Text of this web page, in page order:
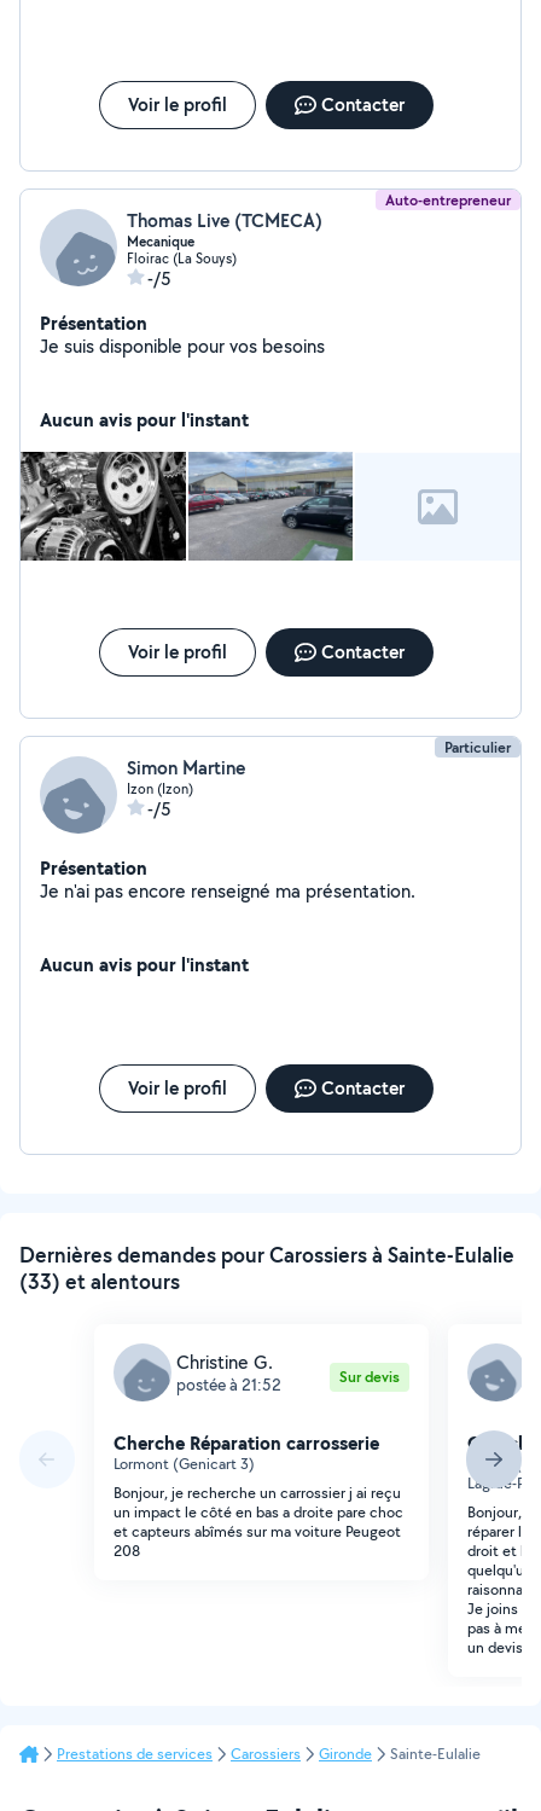
Voir le profil Contacter
Auto-entrepreneur
Thomas Live (TCMECA)
Mecanique
Floirac (La Souys)
-/5
Présentation
Je suis disponible pour vos besoins
Aucun avis pour l'instant
Voir le profil Contacter
Particulier
Simon Martine
Izon (Izon)
-/5
Présentation
Je n'ai pas encore renseigné ma présentation.
Aucun avis pour l'instant
Voir le profil Contacter
Dernières demandes pour Carossiers à Sainte-Eulalie
(33) et alentours
Christine G.
postée à 21:52 Sur devis
Cherche Réparation carrosserie
Lormont (Genicart 3)
Bonjour, je recherche un carrossier j ai reçu
un impact le côté en bas a droite pare choc
et capteurs abîmés sur ma voiture Peugeot
208
Cenon
Lagrue-
Bonjour,
réparer
droit et
quelqu'un
Je joins
pas à me
un devis
Prestations de services Carossiers Gironde Sainte-Eulalie